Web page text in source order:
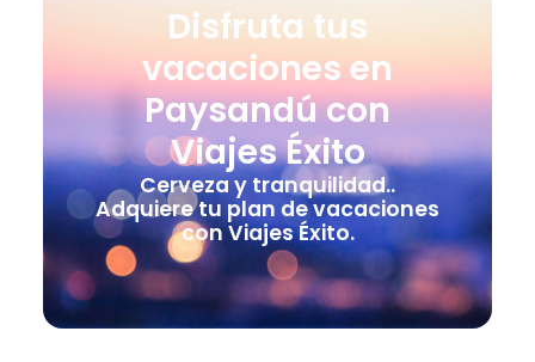
Disfruta tus
vacaciones en
Paysandú con
Viajes Éxito
Cerveza y tranquilidad..
Adquiere tu plan de vacaciones
con Viajes Éxito.